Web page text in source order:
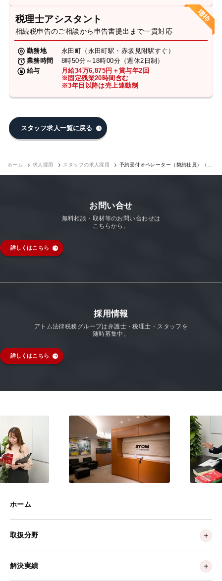
税理士アシスタント
相続税申告のご相談から申告書提出まで一貫対応
勤務地
永田町（永田町駅・赤坂見附駅すぐ）
業務時間
8時50分～18時00分（週休2日制）
給与
月給34万6,875円＋賞与年2回
※固定残業20時間含む
※3年目以降は売上連動制
スタッフ求人一覧に戻る
ホーム 求人採用 スタッフの求人採用
予約受付オペレーター（契約社員）（永
お問い合せ
無料相談・取材等のお問い合わせは
こちらから。
詳しくはこちら
採用情報
アトム法律税務グループは弁護士・税理士・スタッフを
随時募集中。
詳しくはこちら
ホーム
取扱分野
解決実績